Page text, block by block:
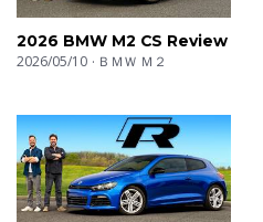
2026 BMW M2 CS Review
2026/05/10 ＢＭＷ Ｍ２